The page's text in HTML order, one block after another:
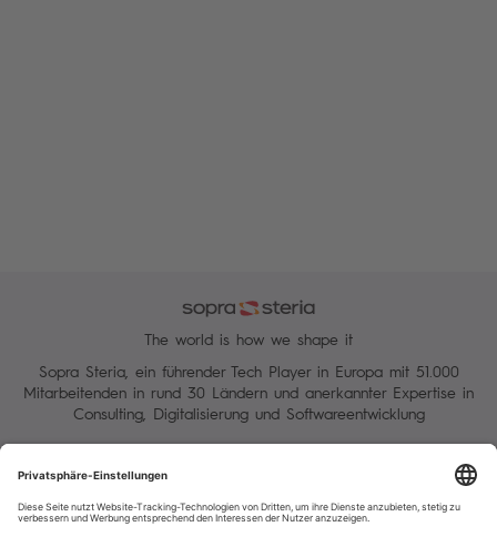
The world is how we shape it
Sopra Steria, ein führender Tech Player in Europa mit 51.000
Mitarbeitenden in rund 30 Ländern und anerkannter Expertise in
Consulting, Digitalisierung und Softwareentwicklung
Sitemap